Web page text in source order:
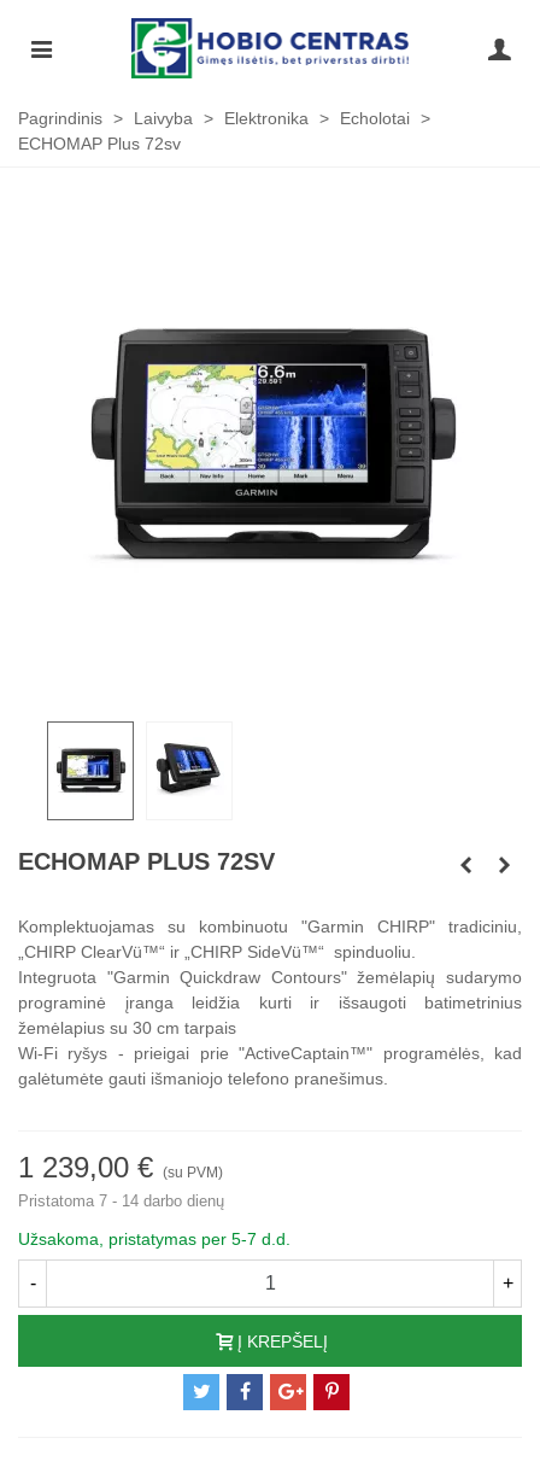
Pagrindinis > Laivyba > Elektronika > Echolotai >
ECHOMAP Plus 72sv
ECHOMAP PLUS 72SV
Komplektuojamas su kombinuotu "Garmin CHIRP" tradiciniu,
„CHIRP ClearVü™“ ir „CHIRP SideVü™“ spinduoliu.
Integruota "Garmin Quickdraw Contours" žemėlapių sudarymo
programinė įranga leidžia kurti ir išsaugoti batimetrinius
žemėlapius su 30 cm tarpais
Wi-Fi ryšys - prieigai prie "ActiveCaptain™" programėlės, kad
galėtumėte gauti išmaniojo telefono pranešimus.
1 239,00 € (su PVM)
Pristatoma 7 - 14 darbo dienų
Užsakoma, pristatymas per 5-7 d.d.
- +
Į KREPŠELĮ